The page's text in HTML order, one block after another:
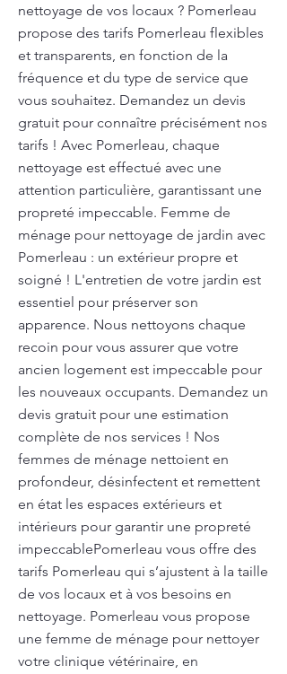
nettoyage de vos locaux ? Pomerleau
propose des tarifs Pomerleau flexibles
et transparents, en fonction de la
fréquence et du type de service que
vous souhaitez. Demandez un devis
gratuit pour connaître précisément nos
tarifs ! Avec Pomerleau, chaque
nettoyage est effectué avec une
attention particulière, garantissant une
propreté impeccable. Femme de
ménage pour nettoyage de jardin avec
Pomerleau : un extérieur propre et
soigné ! L'entretien de votre jardin est
essentiel pour préserver son
apparence. Nous nettoyons chaque
recoin pour vous assurer que votre
ancien logement est impeccable pour
les nouveaux occupants. Demandez un
devis gratuit pour une estimation
complète de nos services ! Nos
femmes de ménage nettoient en
profondeur, désinfectent et remettent
en état les espaces extérieurs et
intérieurs pour garantir une propreté
impeccablePomerleau vous offre des
tarifs Pomerleau qui s’ajustent à la taille
de vos locaux et à vos besoins en
nettoyage. Pomerleau vous propose
une femme de ménage pour nettoyer
votre clinique vétérinaire, en